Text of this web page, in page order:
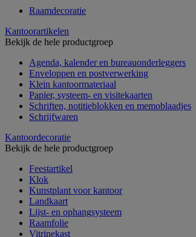
Raamdecoratie
Kantoorartikelen
Bekijk de hele productgroep
Agenda, kalender en bureauonderleggers
Enveloppen en postverwerking
Klein kantoormateriaal
Papier, systeem- en visitekaarten
Schriften, notitieblokken en memoblaadjes
Schrijfwaren
Kantoordecoratie
Bekijk de hele productgroep
Feestartikel
Klok
Kunstplant voor kantoor
Landkaart
Lijst- en ophangsysteem
Raamfolie
Vitrinekast